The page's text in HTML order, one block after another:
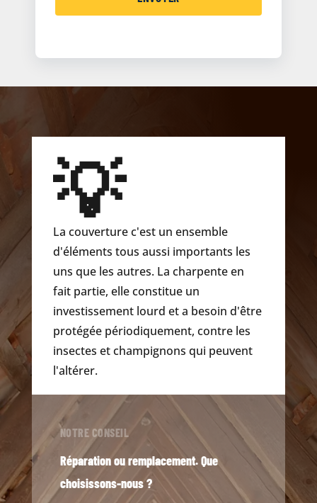
💡
La couverture c'est un ensemble
d'éléments tous aussi importants les
uns que les autres. La charpente en
fait partie, elle constitue un
investissement lourd et a besoin d'être
protégée périodiquement, contre les
insectes et champignons qui peuvent
l'altérer.
NOTRE CONSEIL
Réparation ou remplacement. Que
choisissons-nous ?